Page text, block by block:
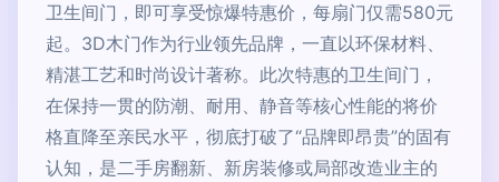
卫生间门，即可享受惊爆特惠价，每扇门仅需580元
起。3D木门作为行业领先品牌，一直以环保材料、
精湛工艺和时尚设计著称。此次特惠的卫生间门，
在保持一贯的防潮、耐用、静音等核心性能的将价
格直降至亲民水平，彻底打破了“品牌即昂贵”的固有
认知，是二手房翻新、新房装修或局部改造业主的